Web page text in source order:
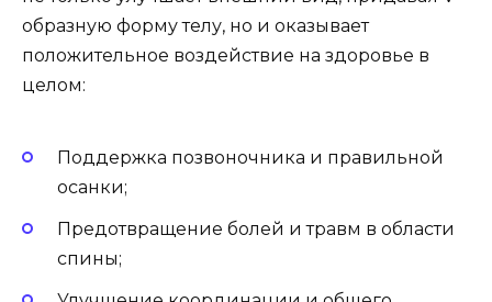
образную форму телу, но и оказывает
положительное воздействие на здоровье в
целом:
Поддержка позвоночника и правильной
осанки;
Предотвращение болей и травм в области
спины;